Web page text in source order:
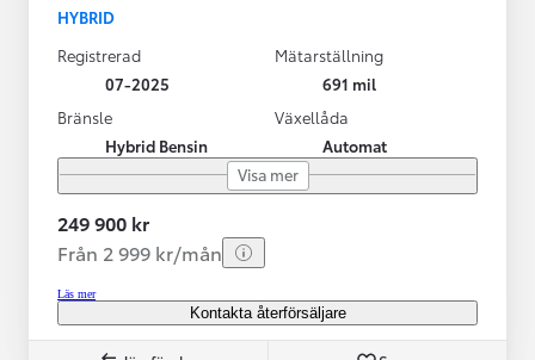
HYBRID
Registrerad
07-2025
Mätarställning
691 mil
Bränsle
Hybrid Bensin
Växellåda
Automat
Visa mer
249 900 kr
Från 2 999 kr/mån
Läs mer
Kontakta återförsäljare